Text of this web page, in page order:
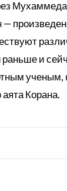
—
раньше и
ученым,
Корана.